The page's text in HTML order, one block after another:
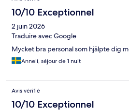
10/10 Exceptionnel
2 juin 2026
Traduire avec Google
Mycket bra personal som hjälpte dig
Anneli, séjour de 1 nuit
Avis vérifié
10/10 Exceptionnel